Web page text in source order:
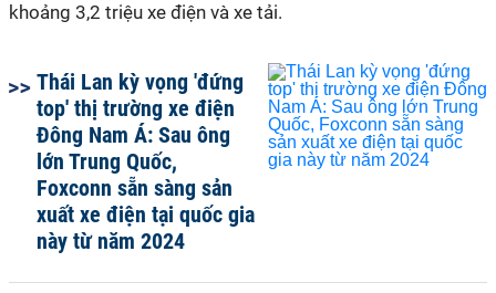
khoảng 3,2 triệu xe điện và xe tải.
Thái Lan kỳ vọng 'đứng
top' thị trường xe điện
Đông Nam Á: Sau ông
lớn Trung Quốc,
Foxconn sẵn sàng sản
xuất xe điện tại quốc gia
này từ năm 2024